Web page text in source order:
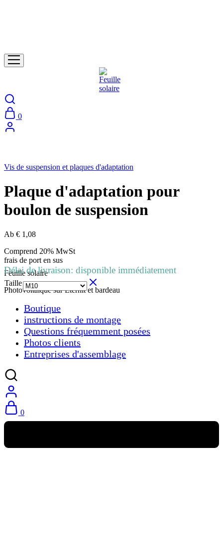
Feuille solaire
Photovoltaïque sur Eternit et bardeau
Boutique
instructions de montage
Questions fréquemment posées
Photos clients
Entreprises d'assemblage
0
0
Vis de suspension et plaques d'adaptation
Plaque d'adaptation pour
boulon de suspension
Ab € 1,08
Comprend 20% MwSt
frais de port en sus
Délai de livraison: disponible immédiatement
Taille